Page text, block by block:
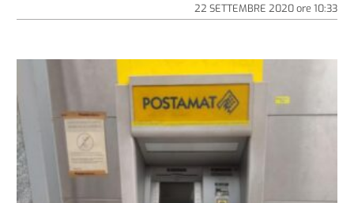
22 SETTEMBRE 2020ore 10:33